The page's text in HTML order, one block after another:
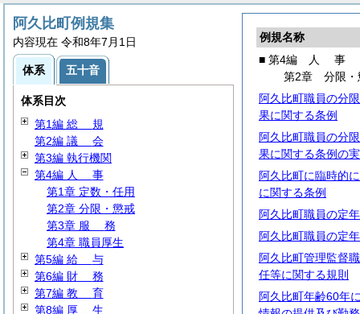
例規名称
■ 第4編
人 事
第2章 分限・
阿久比町職員の分
果に関する条例
阿久比町職員の分
果に関する条例の
阿久比町に臨時的
に関する条例
阿久比町職員の定
阿久比町職員の定
阿久比町管理監督
任等に関する規則
阿久比町年齢60年
阿久比町例規集
内容現在 令和8年7月1日
体系 五十音
体系目次
第1編 総 規
第2編 議 会
第3編 執行機関
第4編 人 事
第1章 定数・任用
第2章 分限・懲戒
第3章 服 務
第4章 職員厚生
第5編 給 与
第6編 財 務
第7編 教 育
第8編 厚 生